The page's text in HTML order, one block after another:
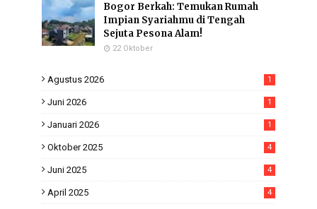
Bogor Berkah: Temukan Rumah
Impian Syariahmu di Tengah
Sejuta Pesona Alam!
22 Oktober
Agustus 2026 1
Juni 2026 1
Januari 2026 1
Oktober 2025 4
Juni 2025 4
April 2025 4